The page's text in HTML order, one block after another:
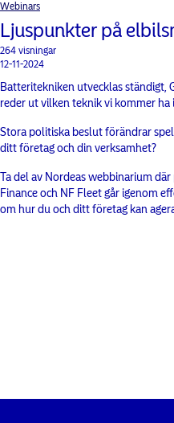
Webinars
Ljuspunkter på
264 visningar
12-11-2024
Batteritekniken utvecklas ständigt,
reder ut vilken teknik vi kommer ha
Stora politiska beslut förändrar
ditt företag och din verksamhet?
Ta del av Nordeas webbinarium
Finance och NF Fleet går igenom
om hur du och ditt företag kan